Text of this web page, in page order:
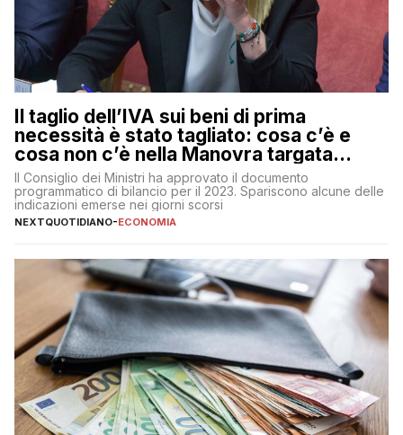
Il taglio dell’IVA sui beni di prima
necessità è stato tagliato: cosa c’è e
cosa non c’è nella Manovra targata
Meloni
Il Consiglio dei Ministri ha approvato il documento
programmatico di bilancio per il 2023. Spariscono alcune delle
indicazioni emerse nei giorni scorsi
NEXTQUOTIDIANO-ECONOMIA